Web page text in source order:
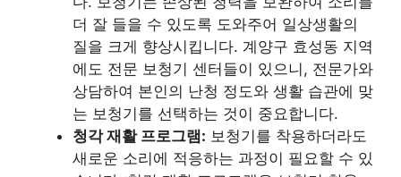
더 잘 들을 수 있도록 도와주어 일상생활의
질을 크게 향상시킵니다. 계양구 효성동 지역
에도 전문 보청기 센터들이 있으니, 전문가와
상담하여 본인의 난청 정도와 생활 습관에 맞
는 보청기를 선택하는 것이 중요합니다.
청각 재활 프로그램: 보청기를 착용하더라도
새로운 소리에 적응하는 과정이 필요할 수 있